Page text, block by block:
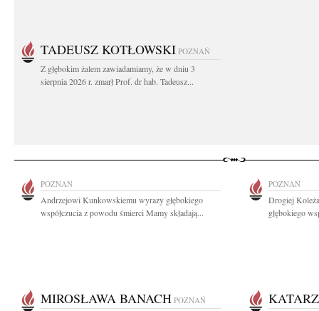
TADEUSZ KOTŁOWSKI POZNAŃ
Z głębokim żalem zawiadamiamy, że w dniu 3
sierpnia 2026 r. zmarł Prof. dr hab. Tadeusz...
POZNAŃ
Andrzejowi Kunkowskiemu wyrazy głębokiego
współczucia z powodu śmierci Mamy składają...
POZNAŃ
Drogiej
głębokiego
MIROSŁAWA BANACH POZNAŃ